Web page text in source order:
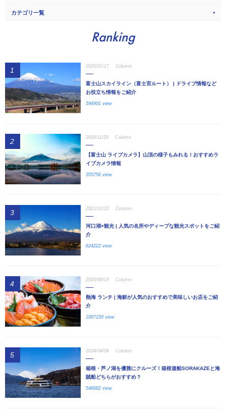
カテゴリ一覧
Ranking
1 2020/01/17 Column
富士山スカイライン（富士宮ルート） | ドライブ情報など
お役立ち情報をご紹介
594901 view
2 2020/11/25 Column
【富士山 ライブカメラ】山頂の様子もみれる！おすすめラ
イブカメラ情報
355756 view
3 2021/12/10 Column
河口湖×観光 | 人気の名所やディープな観光スポットをご紹
介
624222 view
4 2020/08/19 Column
熱海 ランチ | 海鮮が人気のおすすめで美味しいお店をご紹
介
1007150 view
5 2024/04/08 Column
箱根・芦ノ湖を優雅にクルーズ！箱根遊船SORAKAZEと海
賊船どちらがおすすめ？
546682 view